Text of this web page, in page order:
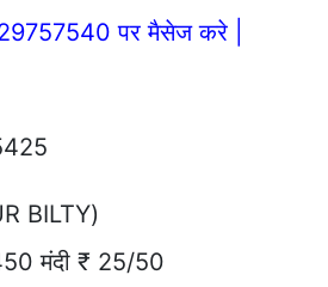
पर मैसेज करे |
BILTY)
मंदी ₹ 25/50